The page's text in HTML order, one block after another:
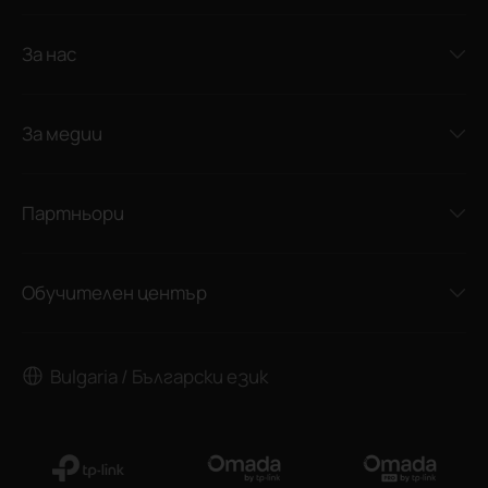
За нас
За медии
Партньори
Обучителен център
Bulgaria / Български език